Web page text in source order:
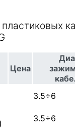
Цена
3.5÷6
3.5÷6